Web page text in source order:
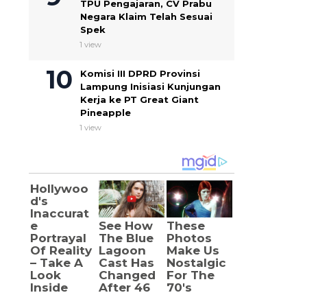
TPU Pengajaran, CV Prabu
Negara Klaim Telah Sesuai
Spek ‎
1 view
Komisi III DPRD Provinsi
Lampung Inisiasi Kunjungan
Kerja ke PT Great Giant
Pineapple
1 view